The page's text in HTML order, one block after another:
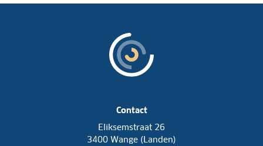
Contact
Eliksemstraat 26
3400 Wange (Landen)